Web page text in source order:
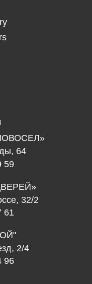
64
59
32/2
61
2/4
96